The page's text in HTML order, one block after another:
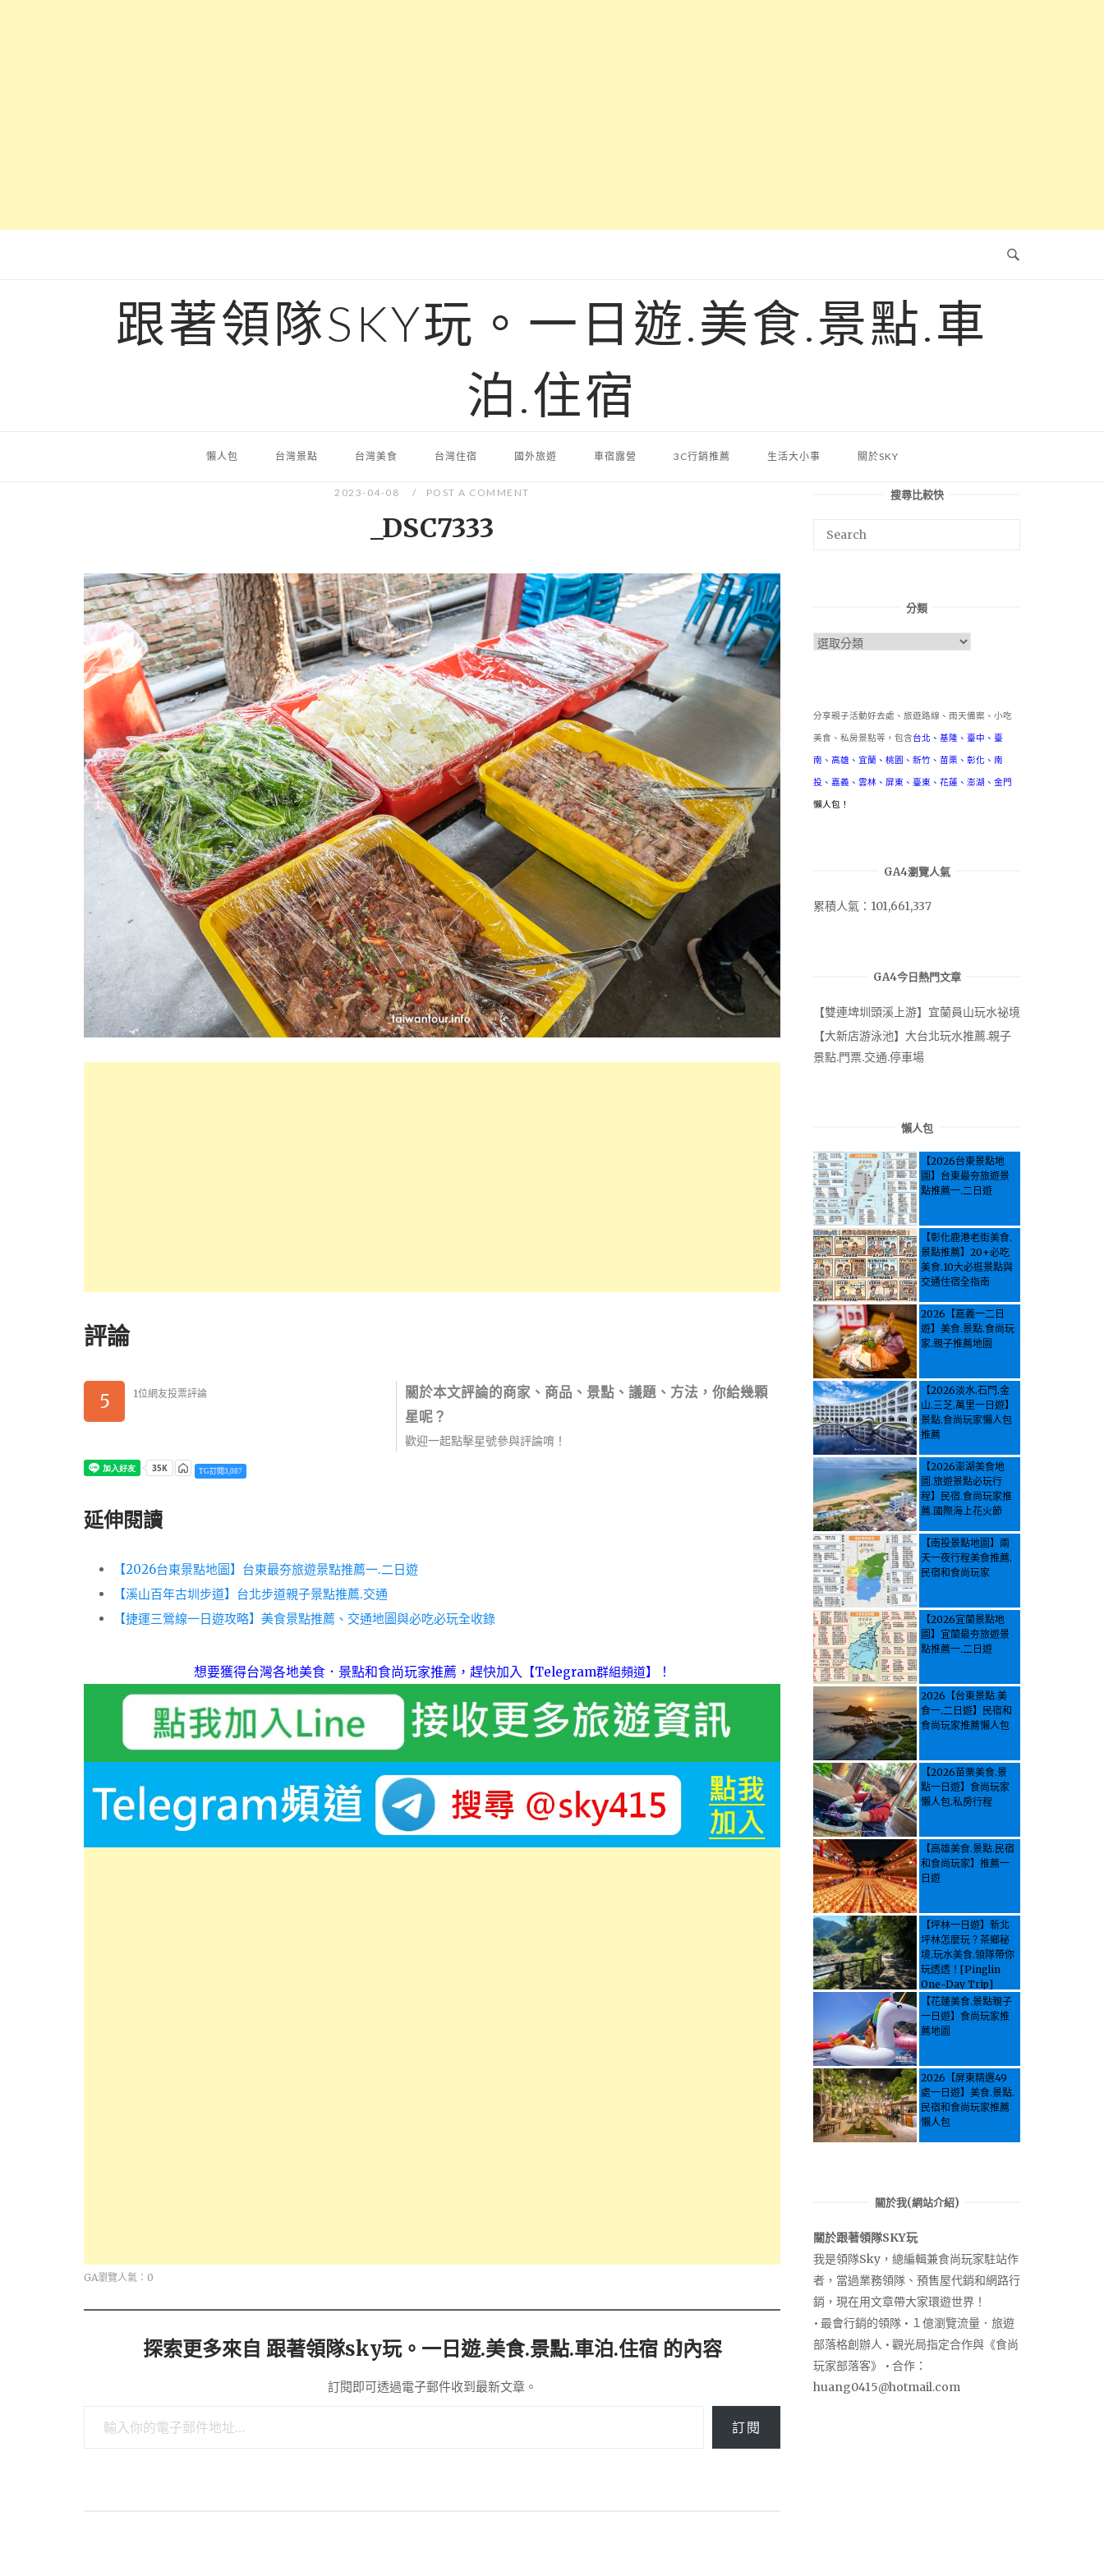
跟著領隊SKY玩。一日遊.美食.景點.車
泊.住宿
懶人包 台灣景點 台灣美食 台灣住宿 國外旅遊 車宿露營 3C行銷推薦 生活大小事 關於SKY
2023-04-08 POST A COMMENT
_DSC7333
評論
5 1位網友投票評論
關於本文評論的商家、商品、景點、議題、方法，你給幾顆
星呢？
歡迎一起點擊星號參與評論唷！
TG訂閱3,087
延伸閱讀
【2026台東景點地圖】台東最夯旅遊景點推薦一.二日遊
【溪山百年古圳步道】台北步道親子景點推薦.交通
【捷運三鶯線一日遊攻略】美食景點推薦、交通地圖與必吃必玩全收錄
想要獲得台灣各地美食．景點和食尚玩家推薦，趕快加入 【Telegram群組頻道】 ！
GA瀏覽人氣：0
探索更多來自 跟著領隊sky玩。一日遊.美食.景點.車泊.住宿 的內容
訂閱即可透過電子郵件收到最新文章。
訂閱
搜尋比較快
分類
分
分享親子活動好去處、旅遊路線、雨天備案、小吃
美食、私房景點等，包含台北 、 基隆 、 臺中 、 臺
南 、 高雄 、 宜蘭 、 桃園 、 新竹 、 苗栗 、 彰化 、 南
投 、 嘉義 、 雲林 、 屏東 、 臺東 、 花蓮 、 澎湖 、 金門
懶人包！
GA4瀏覽人氣
累積人氣：101,661,337
GA4今日熱門文章
【雙連埤圳頭溪上游】宜蘭員山玩水祕境
【大新店游泳池】大台北玩水推薦.親子
景點.門票.交通.停車場
懶人包
【2026台東景點地
圖】台東最夯旅遊景
點推薦一.二日遊
【彰化鹿港老街美食.
景點推薦】20+必吃
美食.10大必逛景點與
交通住宿全指南
2026【嘉義一二日
遊】美食.景點.食尚玩
家.親子推薦地圖
【2026淡水.石門.金
山.三芝.萬里一日遊】
景點.食尚玩家懶人包
推薦
【2026澎湖美食地
圖.旅遊景點必玩行
程】民宿.食尚玩家推
薦.國際海上花火節
【南投景點地圖】兩
天一夜行程美食推薦.
民宿和食尚玩家
【2026宜蘭景點地
圖】宜蘭最夯旅遊景
點推薦一.二日遊
2026【台東景點.美
食一.二日遊】民宿和
食尚玩家推薦懶人包
【2026苗栗美食.景
點一日遊】食尚玩家
懶人包.私房行程
【高雄美食.景點.民宿
和食尚玩家】推薦一
日遊
【坪林一日遊】新北
坪林怎麼玩？茶鄉秘
境.玩水美食.領隊帶你
玩透透！[Pinglin
One-Day Trip]
How to explore
Pinglin, New
Taipei? Tea Village
Let the guide take
you through it all!
【花蓮美食.景點親子
一日遊】食尚玩家推
薦地圖
2026【屏東精選49
處一日遊】美食.景點.
民宿和食尚玩家推薦
懶人包
關於我(網站介紹)
關於跟著領隊SKY玩
我是領隊Sky，總編輯兼食尚玩家駐站作
者，當過業務領隊、預售屋代銷和網路行
銷，現在用文章帶大家環遊世界！
• 最會行銷的領隊 • １億瀏覽流量．旅遊
部落格創辦人 • 觀光局指定合作與《食尚
玩家部落客》 • 合作：
huang0415@hotmail.com